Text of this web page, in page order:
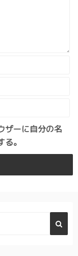
ザーに自分の名
。